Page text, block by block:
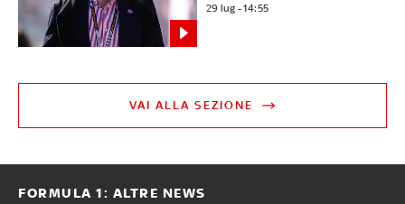
29 lug - 14:55
VAI ALLA SEZIONE
FORMULA 1: ALTRE NEWS